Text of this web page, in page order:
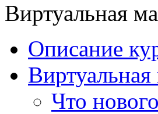
Виртуальная
Описание
Что нового